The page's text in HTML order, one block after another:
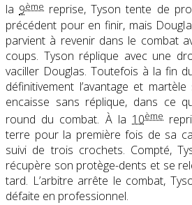
la 9ème reprise, Tyson tente de
précédent pour en finir, mais
parvient à revenir dans le combat
coups. Tyson réplique avec une
vaciller Douglas. Toutefois à la fin
définitivement l’avantage et
encaisse sans réplique, dans ce
round du combat. À la 10ème
terre pour la première fois de sa
suivi de trois crochets. Compté,
récupère son protège-dents et se
tard. L’arbitre arrête le combat,
défaite en professionnel.